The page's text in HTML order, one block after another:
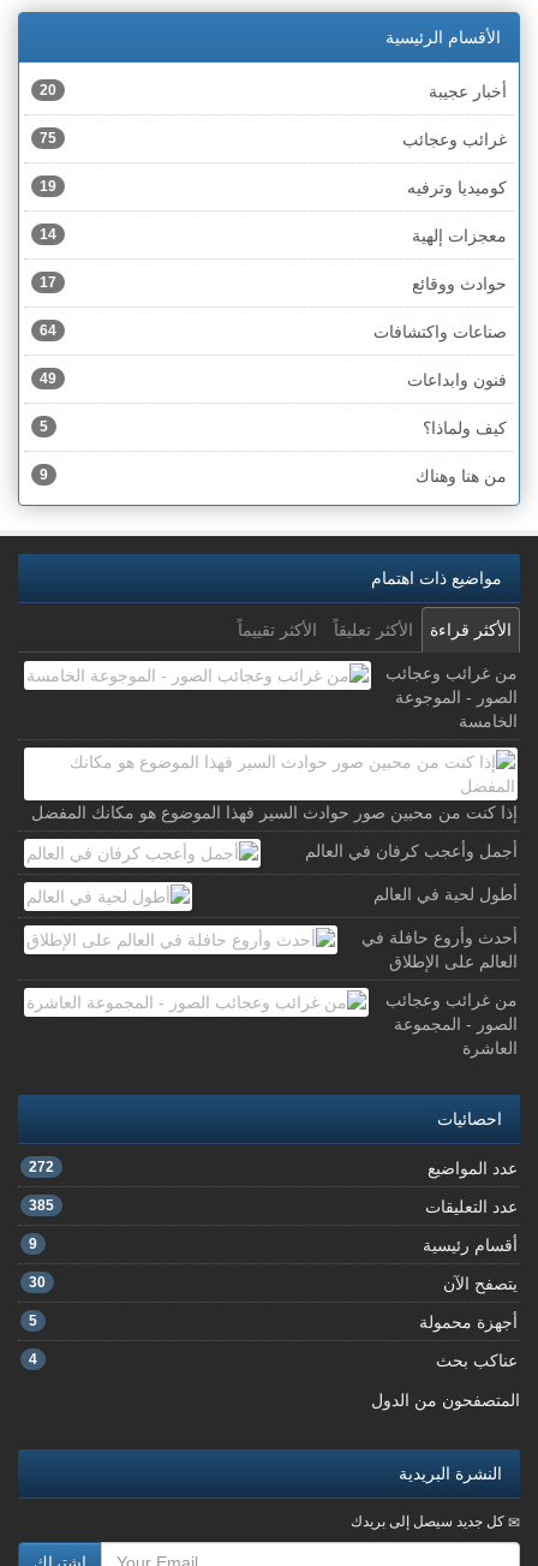
الأقسام الرئيسية
أخبار عجيبة 20
غرائب وعجائب 75
كوميديا وترفيه 19
معجزات إلهية 14
حوادث ووقائع 17
صناعات واكتشافات 64
فنون وابداعات 49
كيف ولماذا؟ 5
من هنا وهناك 9
مواضيع ذات اهتمام
الأكثر قراءة الأكثر تعليقاً الأكثر تقييماً
من غرائب وعجائب
الصور - الموجوعة
الخامسة
إذا كنت من محبين صور حوادث السير فهذا الموضوع هو مكانك المفضل
أجمل وأعجب كرفان في العالم
أطول لحية في العالم
أحدث وأروع حافلة في
العالم على الإطلاق
من غرائب وعجائب
الصور - المجموعة
العاشرة
احصائيات
عدد المواضيع 272
عدد التعليقات 385
أقسام رئيسية 9
يتصفح الآن 30
أجهزة محمولة 5
عناكب بحث 4
المتصفحون من الدول
النشرة البريدية
كل جديد سيصل إلى بريدك